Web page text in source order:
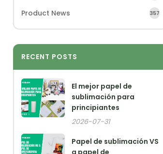
Product News 357
RECENT POSTS
El mejor papel de
sublimación para
principiantes
2026-07-31
Papel de sublimación VS